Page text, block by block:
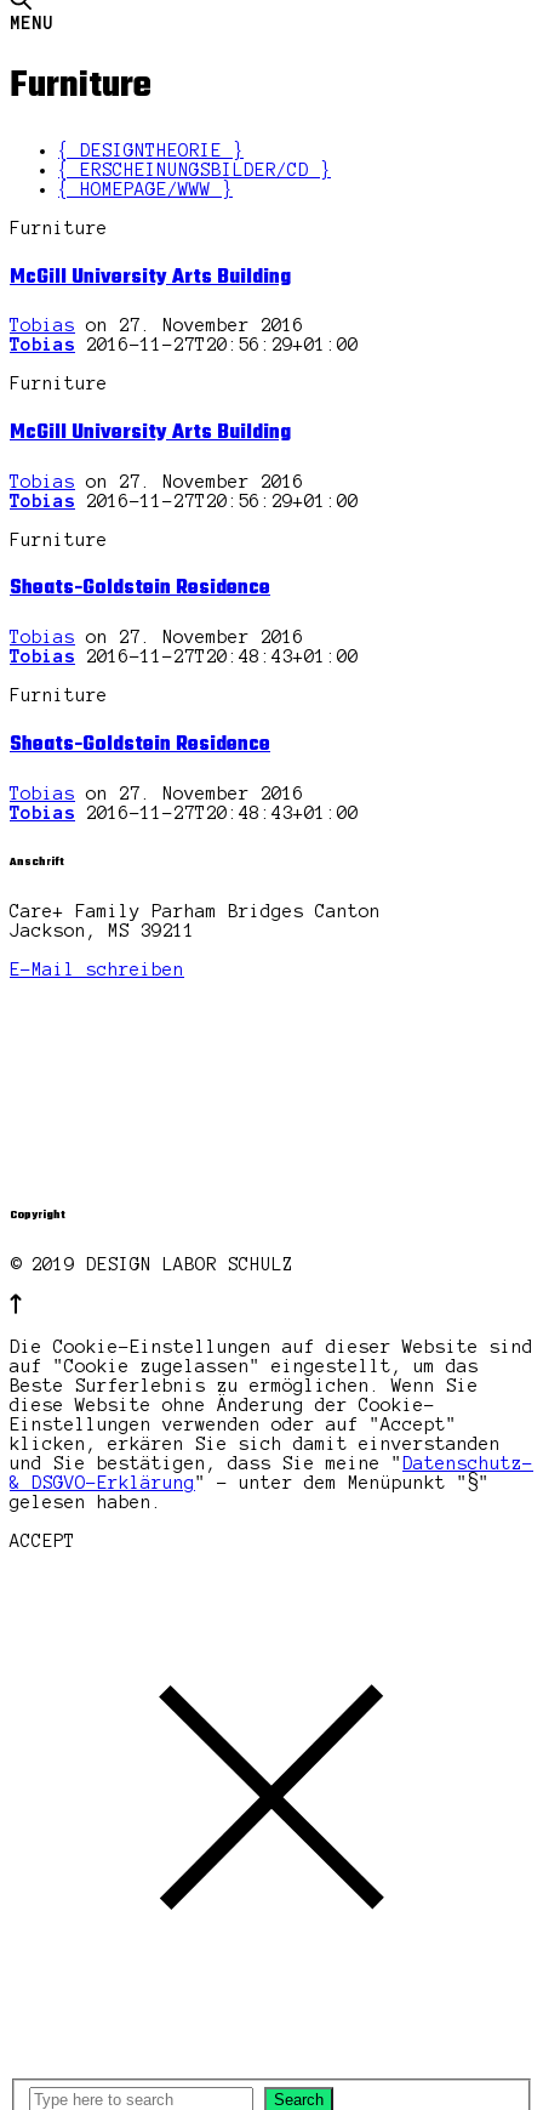
MENU
Furniture
{ DESIGNTHEORIE }
{ ERSCHEINUNGSBILDER/CD }
{ HOMEPAGE/WWW }
Furniture
McGill University Arts Building
Tobias on 27. November 2016
Tobias
2016-11-27T20:56:29+01:00
Furniture
McGill University Arts Building
Tobias on 27. November 2016
Tobias
2016-11-27T20:56:29+01:00
Furniture
Sheats-Goldstein Residence
Tobias on 27. November 2016
Tobias
2016-11-27T20:48:43+01:00
Furniture
Sheats-Goldstein Residence
Tobias on 27. November 2016
Tobias
2016-11-27T20:48:43+01:00
Anschrift
Care+ Family Parham Bridges Canton
Jackson, MS 39211
E-Mail schreiben
Copyright
© 2019 DESIGN LABOR SCHULZ
Die Cookie-Einstellungen auf dieser Website sind
auf "Cookie zugelassen" eingestellt, um das
Beste Surferlebnis zu ermöglichen. Wenn Sie
diese Website ohne Änderung der Cookie-
Einstellungen verwenden oder auf "Accept"
klicken, erkären Sie sich damit einverstanden
und Sie bestätigen, dass Sie meine "Datenschutz-
& DSGVO-Erklärung" - unter dem Menüpunkt "§"
gelesen haben.
ACCEPT